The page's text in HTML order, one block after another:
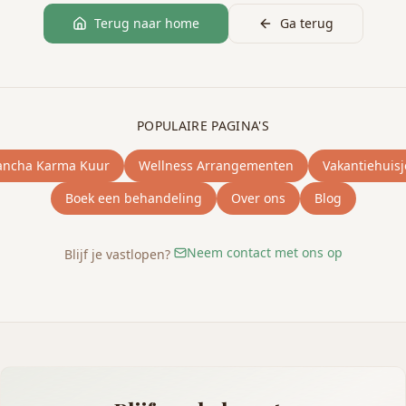
Terug naar home Ga terug
POPULAIRE PAGINA'S
Karma Kuur Wellness Arrangementen
Boek een behandeling
Over ons Blog
Blijf je vastlopen? Neem contact met ons op